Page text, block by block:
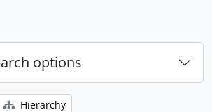
options
Hierarchy